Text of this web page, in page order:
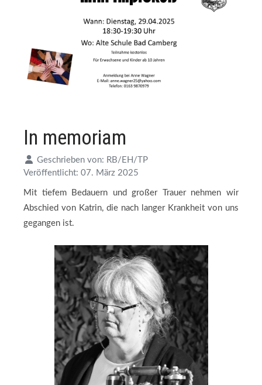
In memoriam
Geschrieben von: RB/EH/TP
Veröffentlicht: 07. März 2025
Mit tiefem Bedauern und großer Trauer nehmen wir
Abschied von Katrin, die nach langer Krankheit von uns
gegangen ist.